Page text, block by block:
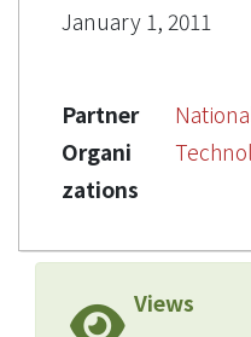
January 1, 2011
Partner
Organi
zations
Views